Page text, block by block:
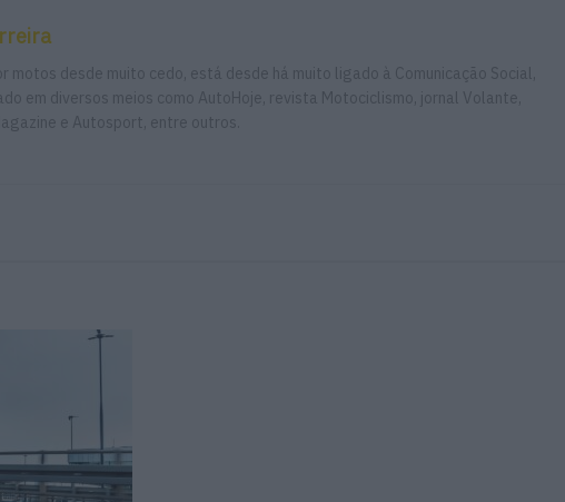
motos desde muito cedo, está desde há muito ligado à Comunicação Social,
em diversos meios como AutoHoje, revista Motociclismo, jornal Volante,
e Autosport, entre outros.
Ducati Panigale V4